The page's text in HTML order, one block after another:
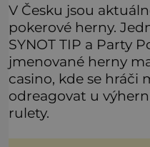
V Česku jsou
pokerové herny.
SYNOT TIP a Party
jmenované herny
casino, kde se hráči
odreagovat u
rulety.